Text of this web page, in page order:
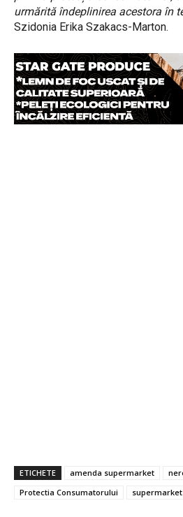
urmărită îndeplinirea acestora în
Szidonia Erika Szakacs-Marton.
ETICHETE amenda supermarket
Protectia Consumatorului
supermarket